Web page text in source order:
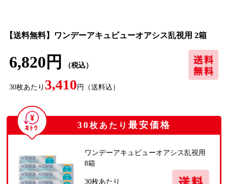
【送料無料】ワンデーアキュビューオアシス乱視用 2箱
6,820円 （税込）
30枚あたり 3,410 円 （送料込）
30枚あたり 最安価格
ワンデーアキュビューオアシス乱視用
8箱
30枚あたり